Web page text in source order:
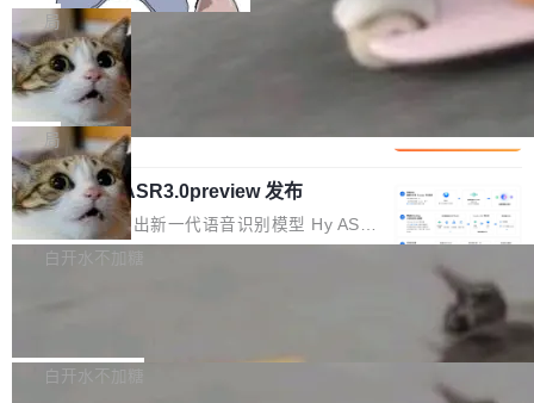
x / Harmony PC curl -fsSL https://solon.noea
r.org/solon...
不断累积，代码仓中的模块关系、接口契约、业
务逻辑等关键信息往往分散于数十乃至数百个文
件之中，形成高度复杂的知识关联网络。传统的
代码检索手段（如关键词匹配、目录遍历）仅能
在语法层面完成文本定位，难以触及代码的语义
内涵与结构关联，导致开发者使用代码智能体在
理解大规模代码仓时面临显著"代码仓理解"瓶
颈。 代码仓深度理解服务（以下简称" CodeBas
e深度理解服务"）是华为云码道（CodeA...
名90后算法工程师王某，为了给自己接的私活腾
服务器空间，删光了公司AI游戏部门的全部核心
数据。 王某2024年1月入职东城区某科技公司AI
短剧部门，有互联网大厂背景。在公司内部架构
调整期间，部门三次通知全员将数据从A集群迁
移到B集群，王某都回复了"收到"。 他没有迁移
数据。2024年9月3日下午4点，他使用此前登录
的账号密码进入A集群，输入了一条被程序员圈
称为"删库跑路"的命令——最高管理员权限、无
自研的多个文生3D和...
局
Cloudflare 分享推理优化实践：KV ca
che 量化 + 权重压缩，吞吐量提升 4
1%，成本降 30%
Kimi 和 GLM 是当前最强的大模型系列之一，但
它们有一个共同的问题：太吃显存了。月之暗面
的 Kimi K 系列和智谱的 GLM 都是长上下文、M
oE 架构的大模型，好用到让人上瘾，但 GPU 显
存永远不够用。 Cloudflare 的 Workers AI 团队
一直在跑这些模型的推理。他们在官方博客上发
整性保护。效果是：吞吐量提升 41%，每 token
局
腾讯混元 Hy ASR3.0preview 发布
腾讯混元正式推出新一代语音识别模型 Hy ASR
3.0preview。基于最新一代大语言模型 Hy3 的
让语音识别不再只是听清，而是真正听懂。通过
白开水不加糖
新和少量网页兼容性修复版本。 Changes/fixe
白开水不加糖